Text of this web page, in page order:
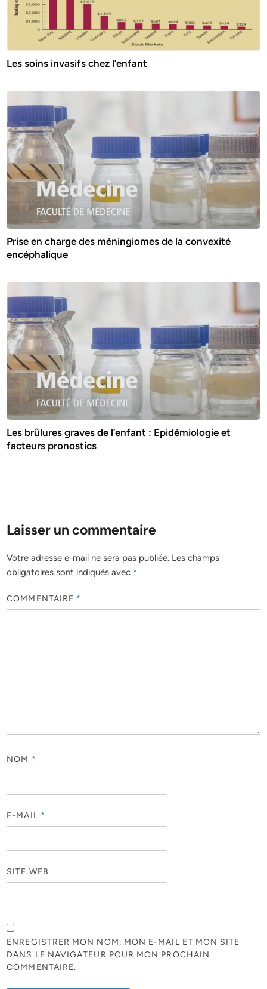
Les soins invasifs chez l’enfant
Prise en charge des méningiomes de la convexité
encéphalique
Les brûlures graves de l’enfant : Epidémiologie et
facteurs pronostics
Laisser un commentaire
Votre adresse e-mail ne sera pas publiée. Les champs
obligatoires sont indiqués avec *
COMMENTAIRE *
NOM *
E-MAIL *
SITE WEB
ENREGISTRER MON NOM, MON E-MAIL ET MON SITE
DANS LE NAVIGATEUR POUR MON PROCHAIN
COMMENTAIRE.